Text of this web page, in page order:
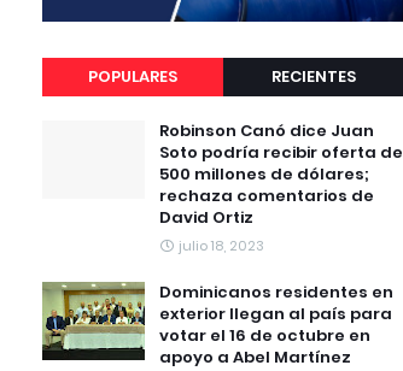
POPULARES RECIENTES
Robinson Canó dice Juan
Soto podría recibir oferta de
500 millones de dólares;
rechaza comentarios de
David Ortiz
julio 18, 2023
Dominicanos residentes en
exterior llegan al país para
votar el 16 de octubre en
apoyo a Abel Martínez